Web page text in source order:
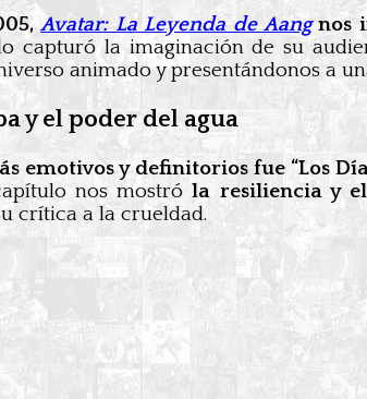
Avatar: La Leyenda de Aangnos
capturó la imaginación de su
animado y presentándonos a
y el poder del agua
emotivos y definitorios fue “Los
nos mostróla resiliencia y
crítica a la crueldad.